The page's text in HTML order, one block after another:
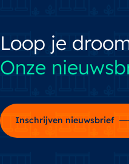
Loop je
Onze
Inschrijven nieuwsbrief